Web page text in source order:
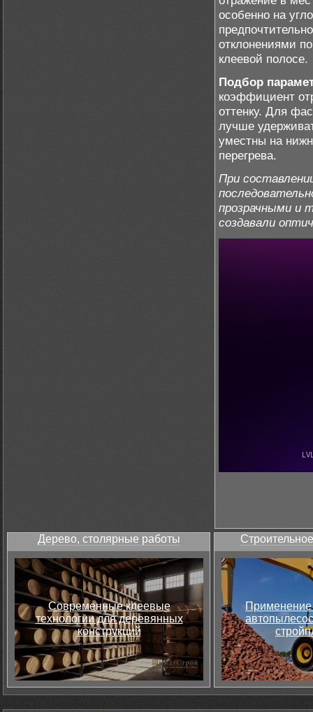
особенно на
отклонениями
клеевой полосе.
Подбор
коэффициент
оттенку. Для
лучше
уместны на
перегрева.
При
прозрачными и
создавали
Дерево, столярные работы
Современные клеевые
технологии для деревянных
конструкций
Применение